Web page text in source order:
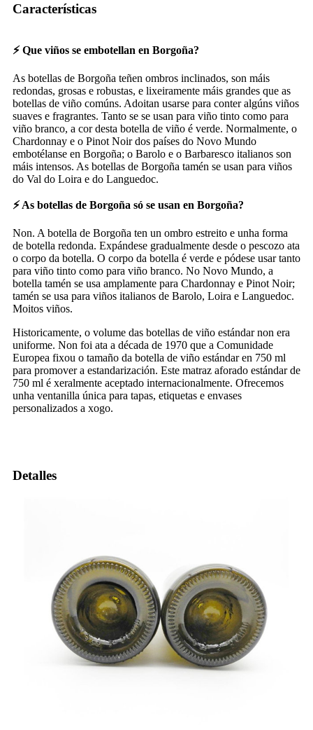
Características
⚡ Que viños se embotellan en Borgoña?
As botellas de Borgoña teñen ombros inclinados, son máis
redondas, grosas e robustas, e lixeiramente máis grandes que as
botellas de viño comúns. Adoitan usarse para conter algúns viños
suaves e fragrantes. Tanto se se usan para viño tinto como para
viño branco, a cor desta botella de viño é verde. Normalmente, o
Chardonnay e o Pinot Noir dos países do Novo Mundo
embotélanse en Borgoña; o Barolo e o Barbaresco italianos son
máis intensos. As botellas de Borgoña tamén se usan para viños
do Val do Loira e do Languedoc.
⚡ As botellas de Borgoña só se usan en Borgoña?
Non. A botella de Borgoña ten un ombro estreito e unha forma
de botella redonda. Expándese gradualmente desde o pescozo ata
o corpo da botella. O corpo da botella é verde e pódese usar tanto
para viño tinto como para viño branco. No Novo Mundo, a
botella tamén se usa amplamente para Chardonnay e Pinot Noir;
tamén se usa para viños italianos de Barolo, Loira e Languedoc.
Moitos viños.
Historicamente, o volume das botellas de viño estándar non era
uniforme. Non foi ata a década de 1970 que a Comunidade
Europea fixou o tamaño da botella de viño estándar en 750 ml
para promover a estandarización. Este matraz aforado estándar de
750 ml é xeralmente aceptado internacionalmente. Ofrecemos
unha ventanilla única para tapas, etiquetas e envases
personalizados a xogo.
Detalles